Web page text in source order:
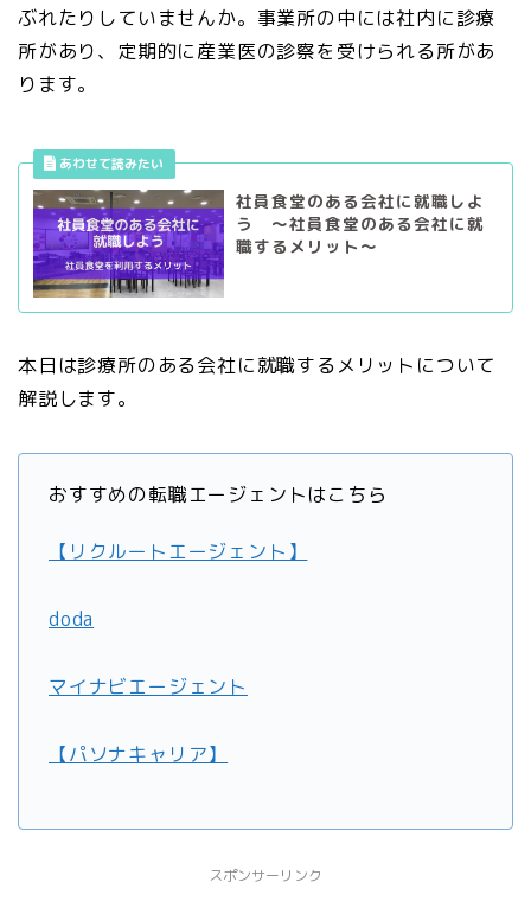
ぶれたりしていませんか。事業所の中には社内に診療
所があり、定期的に産業医の診察を受けられる所があ
ります。
社員食堂のある会社に就職しよ
う ～社員食堂のある会社に就
職するメリット～
本日は診療所のある会社に就職するメリットについて
解説します。
おすすめの転職エージェントはこちら
【リクルートエージェント】
doda
マイナビエージェント
【パソナキャリア】
スポンサーリンク